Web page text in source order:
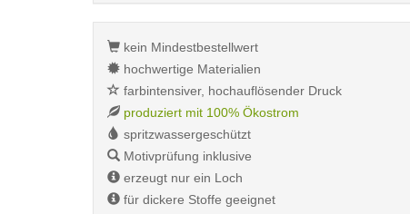
kein Mindestbestellwert
hochwertige Materialien
farbintensiver, hochauflösender Druck
produziert mit 100% Ökostrom
spritzwassergeschützt
Motivprüfung inklusive
erzeugt nur ein Loch
für dickere Stoffe geeignet